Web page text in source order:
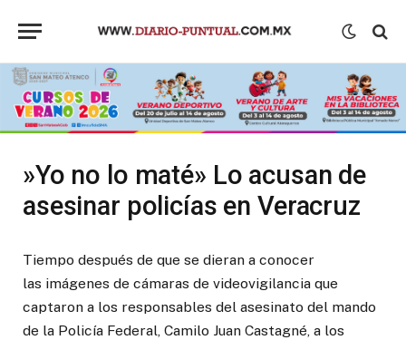
»Yo no lo maté» Lo acusan de
asesinar policías en Veracruz
Tiempo después de que se dieran a conocer
las imágenes de cámaras de videovigilancia que
captaron a los responsables del asesinato del mando
de la Policía Federal, Camilo Juan Castagné, a los